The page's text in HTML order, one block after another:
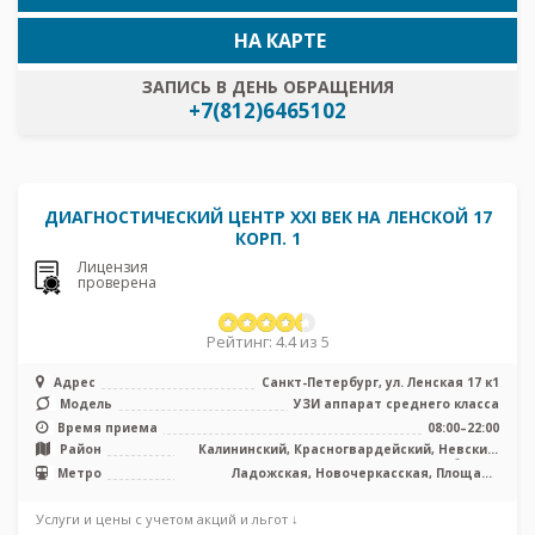
ЗАПИСЬ В ДЕНЬ ОБРАЩЕНИЯ
+7(812)6465102
НА КАРТЕ
ДИАГНОСТИЧЕСКИЙ ЦЕНТР XXI ВЕК НА ЛЕНСКОЙ 17
КОРП. 1
Лицензия
проверена
Рейтинг: 4.4 из 5
Адрес
Санкт-Петербург, ул. Ленская 17 к1
Модель
УЗИ аппарат среднего класса
Время приема
08:00–22:00
Район
Калининский, Красногвардейский, Невский,
Лен. область
Метро
Ладожская, Новочеркасская, Площадь
Услуги и цены с учетом акций и льгот ↓